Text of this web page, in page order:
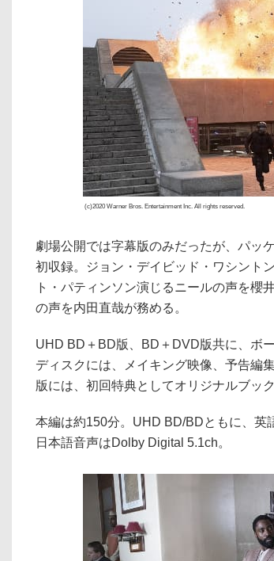
(c)2020 Warner Bros. Entertainment Inc. All rights reserved.
劇場公開では字幕版のみだったが、パッ
初収録。ジョン・デイビッド・ワシント
ト・パティンソン演じるニールの声を櫻
の声を内田直哉が務める。
UHD BD＋BD版、BD＋DVD版共に、ボ
ディスクには、メイキング映像、予告編
版には、初回特典としてオリジナルブッ
本編は約150分。UHD BD/BDともに、英
日本語音声はDolby Digital 5.1ch。